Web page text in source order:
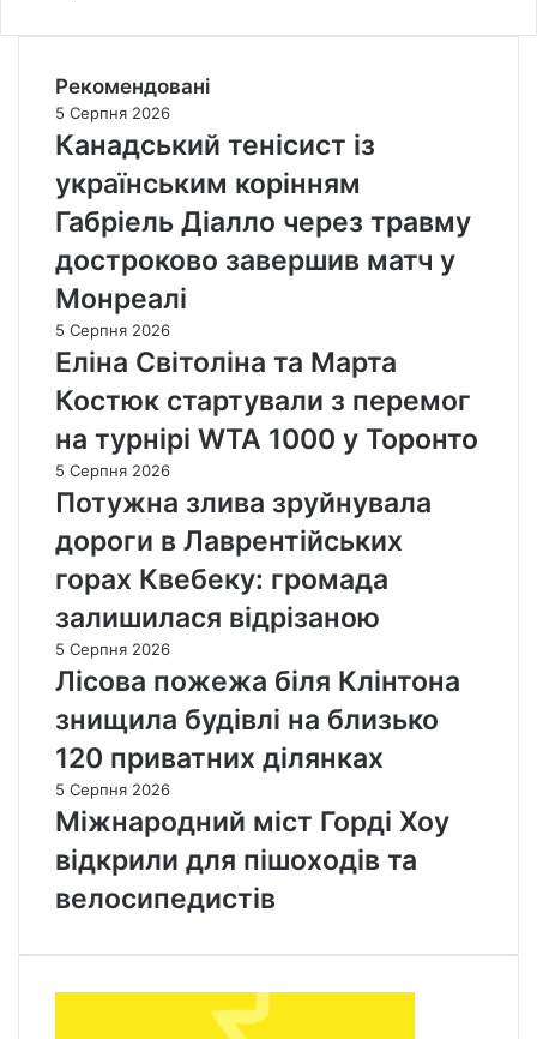
Рекомендовані
5 Серпня 2026
Канадський тенісист із
українським корінням
Габріель Діалло через травму
достроково завершив матч у
Монреалі
5 Серпня 2026
Еліна Світоліна та Марта
Костюк стартували з перемог
на турнірі WTA 1000 у Торонто
5 Серпня 2026
Потужна злива зруйнувала
дороги в Лаврентійських
горах Квебеку: громада
залишилася відрізаною
5 Серпня 2026
Лісова пожежа біля Клінтона
знищила будівлі на близько
120 приватних ділянках
5 Серпня 2026
Міжнародний міст Горді Хоу
відкрили для пішоходів та
велосипедистів